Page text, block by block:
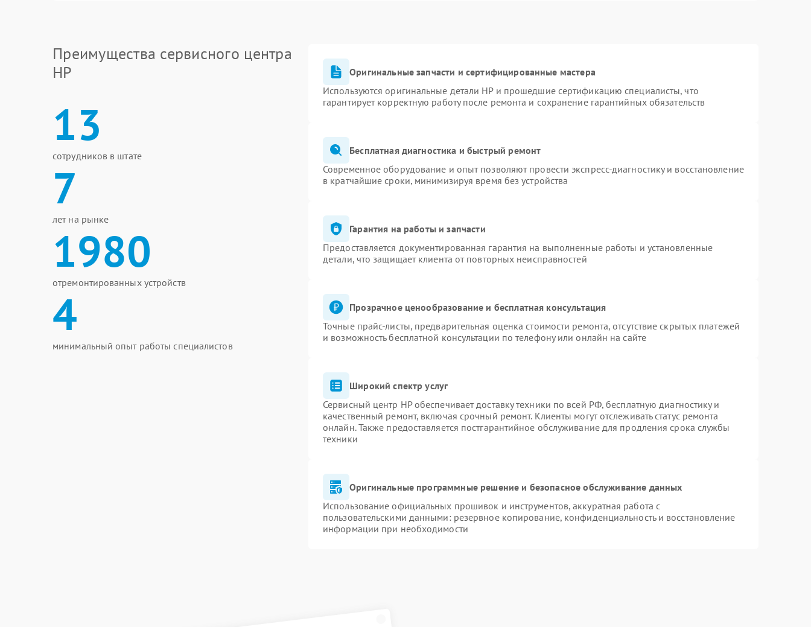
Преимущества сервисного центра
HP
13
сотрудников в штате
7
лет на рынке
1980
отремонтированных устройств
4
минимальный опыт работы специалистов
Оригинальные запчасти и сертифицированные мастера
Используются оригинальные детали HP и прошедшие сертификацию специалисты, что
гарантирует корректную работу после ремонта и сохранение гарантийных обязательств
Бесплатная диагностика и быстрый ремонт
Современное оборудование и опыт позволяют провести экспресс-диагностику и восстановление
в кратчайшие сроки, минимизируя время без устройства
Гарантия на работы и запчасти
Предоставляется документированная гарантия на выполненные работы и установленные
детали, что защищает клиента от повторных неисправностей
Прозрачное ценообразование и бесплатная консультация
Точные прайс-листы, предварительная оценка стоимости ремонта, отсутствие скрытых платежей
и возможность бесплатной консультации по телефону или онлайн на сайте
Широкий спектр услуг
Сервисный центр HP обеспечивает доставку техники по всей РФ, бесплатную диагностику и
качественный ремонт, включая срочный ремонт. Клиенты могут отслеживать статус ремонта
онлайн. Также предоставляется постгарантийное обслуживание для продления срока службы
техники
Оригинальные программные решение и безопасное обслуживание данных
Использование официальных прошивок и инструментов, аккуратная работа с
пользовательскими данными: резервное копирование, конфиденциальность и восстановление
информации при необходимости